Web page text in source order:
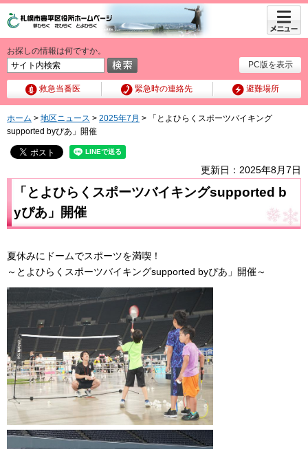
PC版を表示
お探しの情報は何ですか。
救急当番医 緊急時の連絡先 避難場所
メニュ
ー
ホーム > 地区ニュース > 2025年7月 > 「とよひらくスポーツバイキング
supported byぴあ」開催
更新日：2025年8月7日
「とよひらくスポーツバイキングsupported b
yぴあ」開催
夏休みにドームでスポーツを満喫！
～とよひらくスポーツバイキングsupported byぴあ」開催～